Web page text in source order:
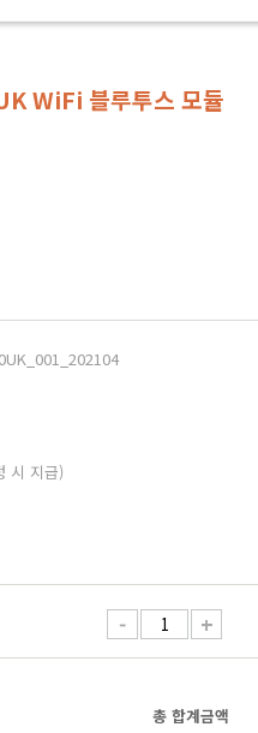
WiFi 블루투스 모듈
시 지급)
- +
총 합계금액